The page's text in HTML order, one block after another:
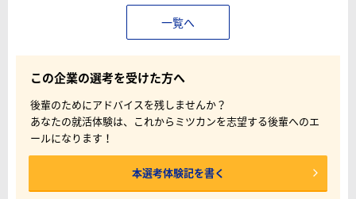
一覧へ
この企業の選考を受けた方へ
後輩のためにアドバイスを残しませんか？
あなたの就活体験は、これからミツカンを志望する後輩へのエ
ールになります！
本選考体験記を書く